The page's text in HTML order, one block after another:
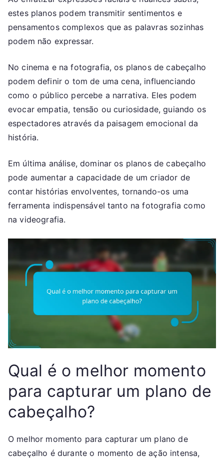
estes planos podem transmitir sentimentos e
pensamentos complexos que as palavras sozinhas
podem não expressar.
No cinema e na fotografia, os planos de cabeçalho
podem definir o tom de uma cena, influenciando
como o público percebe a narrativa. Eles podem
evocar empatia, tensão ou curiosidade, guiando os
espectadores através da paisagem emocional da
história.
Em última análise, dominar os planos de cabeçalho
pode aumentar a capacidade de um criador de
contar histórias envolventes, tornando-os uma
ferramenta indispensável tanto na fotografia como
na videografia.
Qual é o melhor momento
para capturar um plano de
cabeçalho?
O melhor momento para capturar um plano de
cabeçalho é durante o momento de ação intensa,